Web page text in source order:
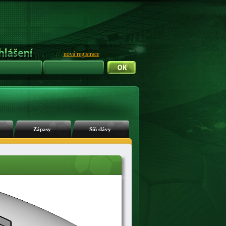
nová registrace
Zápasy Síň slávy